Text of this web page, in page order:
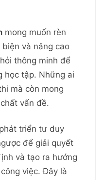
mong muốn rèn
và nâng cao
thông minh để
học tập. Những ai
mà còn mong
vấn đề.
triển tư duy
để giải quyết
và tạo ra hướng
việc. Đây là